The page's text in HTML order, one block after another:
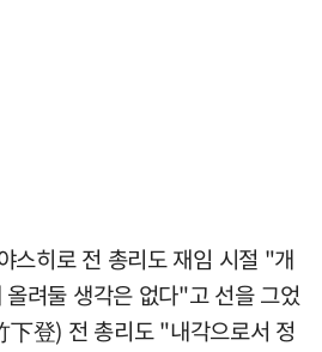
스히로 전 총리도 재임 시절 "개
려둘 생각은 없다"고 선을 그었
下登) 전 총리도 "내각으로서 정